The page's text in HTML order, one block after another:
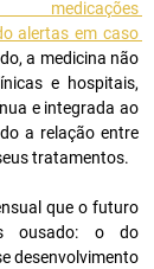
medicações
alertas em caso
a medicina não
e hospitais,
e integrada ao
a relação entre
tratamentos.
que o futuro
desenvolvimento